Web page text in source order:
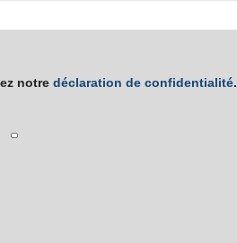
notre déclaration de confidentialité.